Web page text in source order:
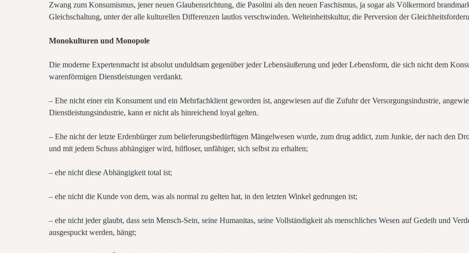
Zwang zum Konsumismus, jener neuen Glaubensrichtung, die Pasolini als den neuen Faschismus, ja sogar als Völkermord
Gleichschaltung, unter der alle kulturellen Differenzen lautlos verschwinden. Welteinheitskultur, die Perversion der
Monokulturen und Monopole
Die moderne Expertenmacht ist absolut unduldsam gegenüber jeder Lebensäußerung und jeder Lebensform, die sich nicht dem
warenförmigen Dienstleistungen verdankt.
– Ehe nicht einer ein Konsument und ein Mehrfachklient geworden ist, angewiesen auf die Zufuhr der Versorgungsindustrie,
Dienstleistungsindustrie, kann er nicht als hinreichend loyal gelten.
– Ehe nicht der letzte Erdenbürger zum belieferungsbedürftigen Mängelwesen wurde, zum drug addict, zum Junkie, der nach den
und mit jedem Schuss abhängiger wird, hilfloser, unfähiger, sich selbst zu erhalten;
– ehe nicht diese Abhängigkeit total ist;
– ehe nicht die Kunde von dem, was als normal zu gelten hat, in den letzten Winkel gedrungen ist;
– ehe nicht jeder glaubt, dass sein Mensch-Sein, seine Humanitas, seine Vollständigkeit als menschliches Wesen auf Gedeih und
ausgespuckt werden, hängt;